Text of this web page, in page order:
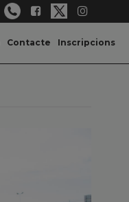
Contacte Inscripcions